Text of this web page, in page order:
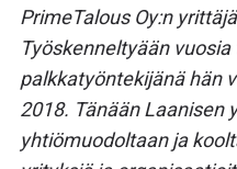
PrimeTalous Oy:n
Työskenneltyään
palkkatyöntekijänä hän
2018. Tänään Laanisen
yhtiömuodoltaan ja